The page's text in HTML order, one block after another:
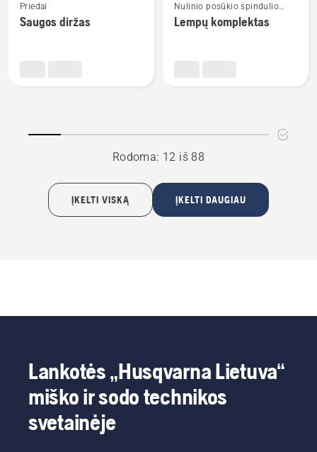
daugiau
detalių
Priedai
Saugos diržas
daugiau
detalių
Nulinio posūkio spindulio
traktoriuko priedai
Lempų komplektas
Rodoma: 12 iš 88
ĮKELTI VISKĄ ĮKELTI DAUGIAU
Lankotės „Husqvarna Lietuva“
miško ir sodo technikos
svetainėje